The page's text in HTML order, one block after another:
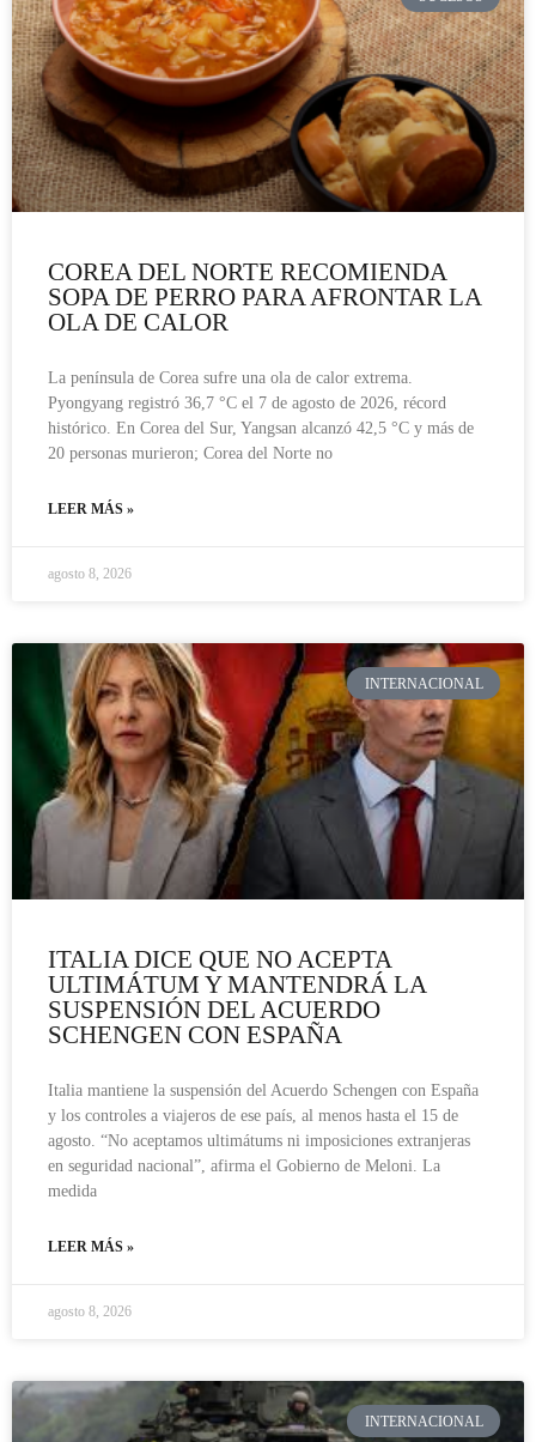
COREA DEL NORTE RECOMIENDA
SOPA DE PERRO PARA AFRONTAR LA
OLA DE CALOR
La península de Corea sufre una ola de calor extrema.
Pyongyang registró 36,7 °C el 7 de agosto de 2026, récord
histórico. En Corea del Sur, Yangsan alcanzó 42,5 °C y más de
20 personas murieron; Corea del Norte no
LEER MÁS »
agosto 8, 2026
INTERNACIONAL
ITALIA DICE QUE NO ACEPTA
ULTIMÁTUM Y MANTENDRÁ LA
SUSPENSIÓN DEL ACUERDO
SCHENGEN CON ESPAÑA
Italia mantiene la suspensión del Acuerdo Schengen con España
y los controles a viajeros de ese país, al menos hasta el 15 de
agosto. “No aceptamos ultimátums ni imposiciones extranjeras
en seguridad nacional”, afirma el Gobierno de Meloni. La
medida
LEER MÁS »
agosto 8, 2026
INTERNACIONAL